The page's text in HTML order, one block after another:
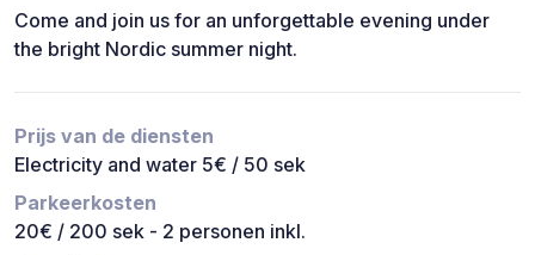
Come and join us for an unforgettable evening under
the bright Nordic summer night.
Prijs van de diensten
Electricity and water 5€ / 50 sek
Parkeerkosten
20€ / 200 sek - 2 personen inkl.